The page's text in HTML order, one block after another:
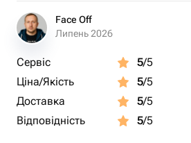
Face Off
Липень 2026
Сервіс 5/5
Ціна/Якість
5/5
Доставка
5/5
Відповідність
5/5